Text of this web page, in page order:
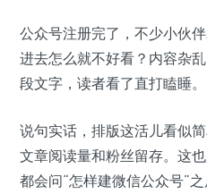
公众号注册完了，不少小伙
进去怎么就不好看？内容杂
段文字，读者看了直打瞌睡。
说句实话，排版这活儿看似
文章阅读量和粉丝留存。这
都会问“怎样建微信公众号”